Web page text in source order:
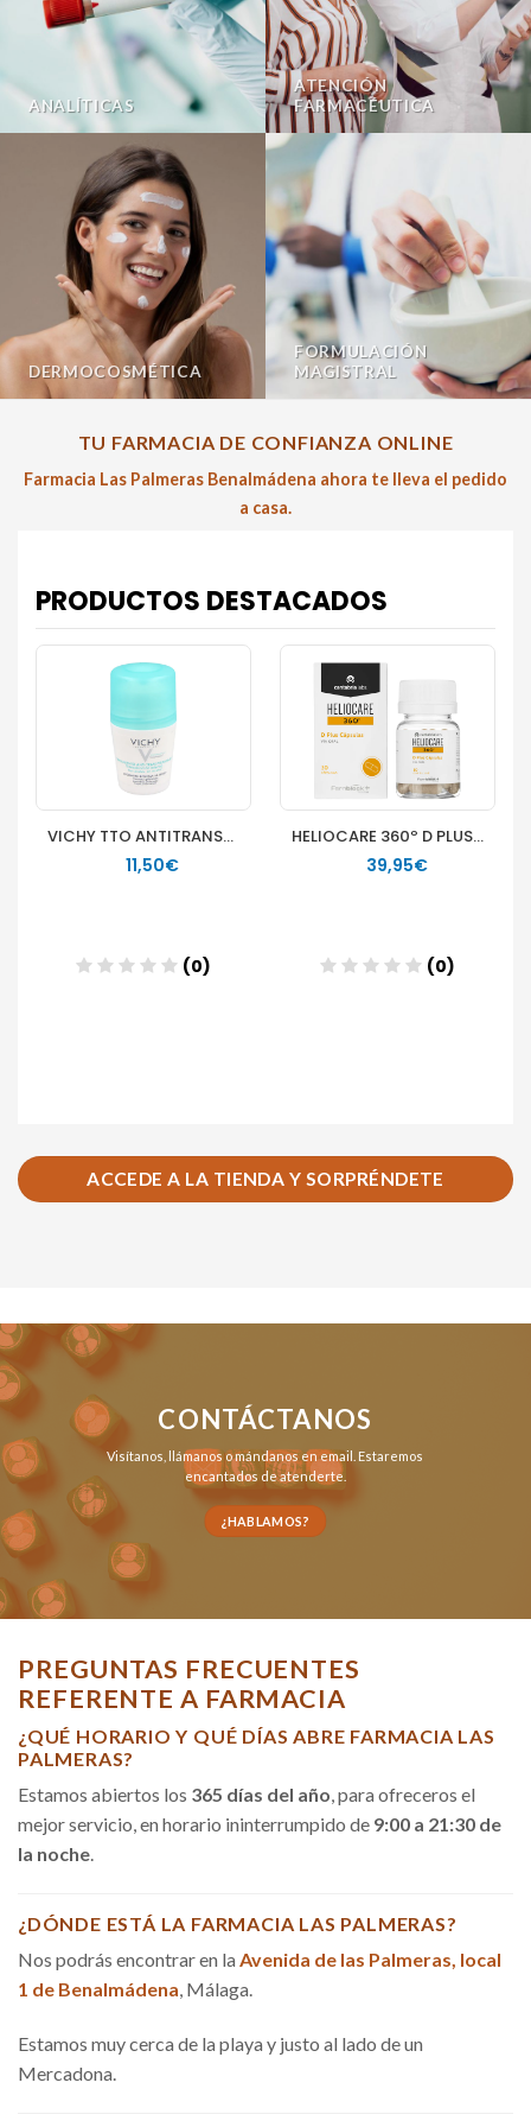
ANALÍTICAS
ATENCIÓN
FARMACÉUTICA
DERMOCOSMÉTICA
FORMULACIÓN
MAGISTRAL
TU FARMACIA DE CONFIANZA ONLINE
Farmacia Las Palmeras Benalmádena ahora te lleva el pedido
a casa.
ACCEDE A LA TIENDA Y SORPRÉNDETE
CONTÁCTANOS
Visítanos, llámanosomándanos en email . Estaremos
encantados de atenderte.
¿HABLAMOS?
PREGUNTAS FRECUENTES
REFERENTE A FARMACIA
¿QUÉ HORARIO Y QUÉ DÍAS ABRE FARMACIA LAS
PALMERAS?
Estamos abiertos los 365 días del año, para ofreceros el
mejor servicio, en horario ininterrumpido de 9:00 a 21:30 de
la noche.
¿DÓNDE ESTÁ LA FARMACIA LAS PALMERAS?
Nos podrás encontrar en la Avenida de las Palmeras, local
1 de Benalmádena, Málaga.
Estamos muy cerca de la playa y justo al lado de un
Mercadona.